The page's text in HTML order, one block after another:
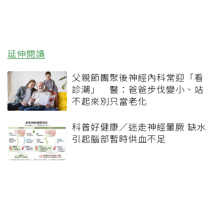
延伸閱讀
父親節團聚後神經內科常迎「看
診潮」 醫：爸爸步伐變小、站
不起來別只當老化
科普好健康／迷走神經暈厥 缺水
引起腦部暫時供血不足